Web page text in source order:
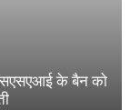
के बैन को